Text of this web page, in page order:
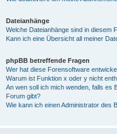
Dateianhänge
Welche Dateianhänge sind in diesem
Kann ich eine Übersicht all meiner
phpBB betreffende Fragen
Wer hat diese Forensoftware
Warum ist Funktion x oder y nicht
An wen soll ich mich wenden, falls es
Forum gibt?
Wie kann ich einen Administrator des